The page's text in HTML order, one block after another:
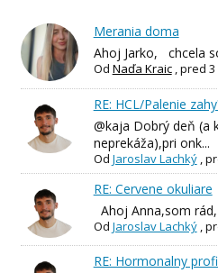
Merania doma
Ahoj Jarko, chcela
Od Naďa Kraic,pred 3
RE: HCL/Palenie
@kaja Dobrý deň (a
neprekáža),pri onk...
Od Jaroslav Lachký,
RE: Cervene okuliare
Ahoj Anna,som
Od Jaroslav Lachký,
RE: Hormonalny